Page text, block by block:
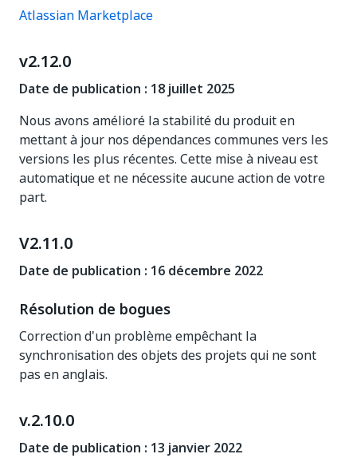
Atlassian Marketplace
v2.12.0
Date de publication : 18 juillet 2025
Nous avons amélioré la stabilité du produit en
mettant à jour nos dépendances communes vers les
versions les plus récentes. Cette mise à niveau est
automatique et ne nécessite aucune action de votre
part.
V2.11.0
Date de publication : 16 décembre 2022
Résolution de bogues
Correction d'un problème empêchant la
synchronisation des objets des projets qui ne sont
pas en anglais.
v.2.10.0
Date de publication : 13 janvier 2022